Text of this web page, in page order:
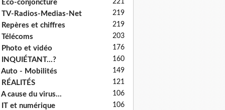
conjoncture 221
Radios-Medias-Net 219
et chiffres 219
203
et vidéo 176
160
Auto - Mobilités 149
121
cause du virus... 106
et numérique 106